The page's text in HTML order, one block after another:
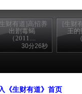
财有道]高招养
出剧毒蝎
（2011....
30分26秒
[生财
王的
《生财有道》首页